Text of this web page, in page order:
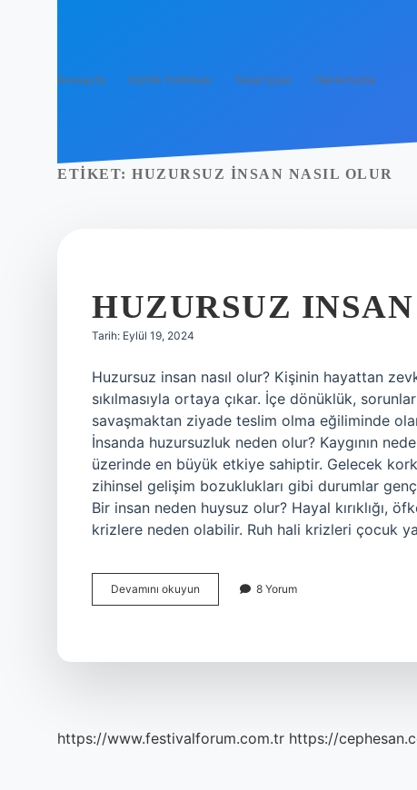
Anasayfa Gizlilik Politikası Yasal Uyarı Hakkımızda
ETIKET: HUZURSUZ INSAN NASIL OLUR
HUZURSUZ
Tarih: Eylül 19, 2024
Huzursuz insan nasıl olur? Kişinin hayattan
sıkılmasıyla ortaya çıkar. İçe dönüklük,
savaşmaktan ziyade teslim olma eğiliminde
İnsanda huzursuzluk neden olur? Kaygının
üzerinde en büyük etkiye sahiptir. Gelecek
zihinsel gelişim bozuklukları gibi durumlar
Bir insan neden huysuz olur? Hayal kırıklığı,
krizlere neden olabilir. Ruh hali krizleri çocuk
Devamını okuyun Huzursuz
Insan
8 Yorum
https://www.festivalforum.com.tr https://